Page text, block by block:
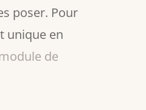
poser. Pour
unique en
de